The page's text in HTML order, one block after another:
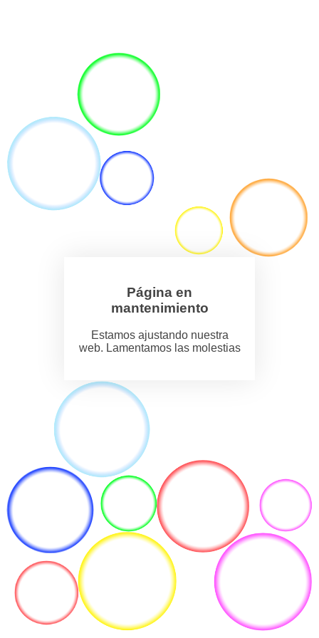
Página en
mantenimiento
Estamos ajustando nuestra
web. Lamentamos las molestias